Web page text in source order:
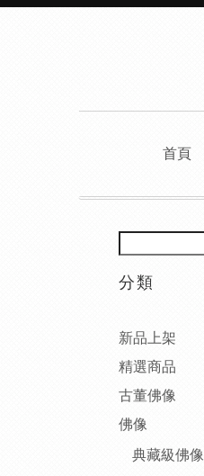
首頁
分類
新品上架
精選商品
古董佛像
佛像
典藏級佛像